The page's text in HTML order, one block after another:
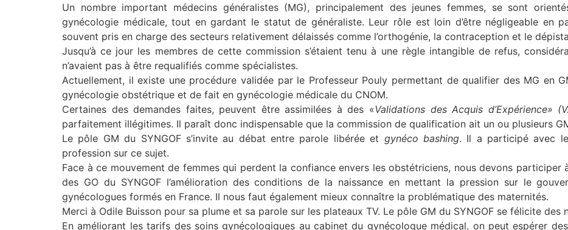
Un nombre important médecins généralistes (MG), principalement des jeunes femmes, se sont
gynécologie médicale, tout en gardant le statut de généraliste. Leur rôle est loin d’être négligeable en
souvent pris en charge des secteurs relativement délaissés comme l’orthogénie, la contraception et le
Jusqu’à ce jour les membres de cette commission s’étaient tenu à une règle intangible de refus,
n’avaient pas à être requalifiés comme spécialistes.
Actuellement, il existe une procédure validée par le Professeur Pouly permettant de qualifier des MG en
gynécologie obstétrique et de fait en gynécologie médicale du CNOM.
Certaines des demandes faites, peuvent être assimilées à des «Validations des Acquis d’Expérience»
parfaitement illégitimes. Il paraît donc indispensable que la commission de qualification ait un ou plusieurs
Le pôle GM du SYNGOF s’invite au débat entre parole libérée et gynéco bashing. Il a participé avec
profession sur ce sujet.
Face à ce mouvement de femmes qui perdent la confiance envers les obstétriciens, nous devons
des GO du SYNGOF l’amélioration des conditions de la naissance en mettant la pression sur le
gynécologues formés en France. Il nous faut également mieux connaître la problématique des maternités.
Merci à Odile Buisson pour sa plume et sa parole sur les plateaux TV. Le pôle GM du SYNGOF se félicite des
En améliorant les tarifs des soins gynécologiques au cabinet du gynécologue médical, on peut espérer